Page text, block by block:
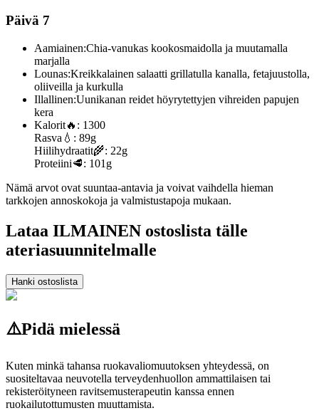
Päivä 7
Aamiainen:Chia-vanukas kookosmaidolla ja muutamalla
marjalla
Lounas:Kreikkalainen salaatti grillatulla kanalla, fetajuustolla,
oliiveilla ja kurkulla
Illallinen:Uunikanan reidet höyrytettyjen vihreiden papujen
kera
Kalorit🔥: 1300
Rasva 💧: 89g
Hiilihydraatit🌾: 22g
Proteiini🥩: 101g
Nämä arvot ovat suuntaa-antavia ja voivat vaihdella hieman
tarkkojen annoskokoja ja valmistustapoja mukaan.
Lataa ILMAINEN ostoslista tälle
ateriasuunnitelmalle
Hanki ostoslista
⚠️Pidä mielessä
Kuten minkä tahansa ruokavaliomuutoksen yhteydessä, on
suositeltavaa neuvotella terveydenhuollon ammattilaisen tai
rekisteröityneen ravitsemusterapeutin kanssa ennen
ruokailutottumusten muuttamista.